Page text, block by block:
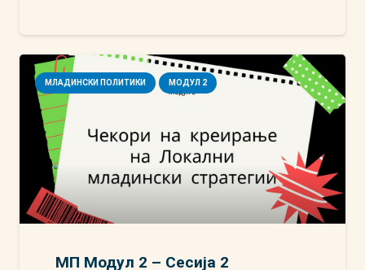
МЛАДИНСКИ ПОЛИТИКИ МОДУЛ 2
МП Модул 2 – Сесија 2